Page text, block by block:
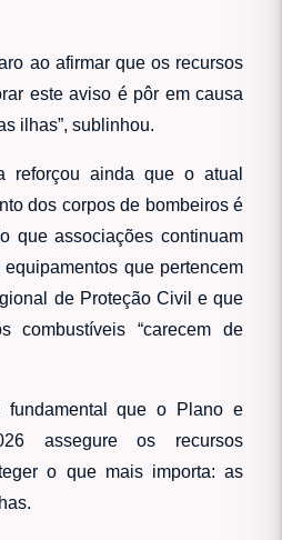
ao afirmar que os recursos
este aviso é pôr em causa
ilhas”, sublinhou.
reforçou ainda que o atual
dos corpos de bombeiros é
que associações continuam
que pertencem
de Proteção Civil e que
combustíveis “carecem de
fundamental que o Plano e
assegure os recursos
o que mais importa: as